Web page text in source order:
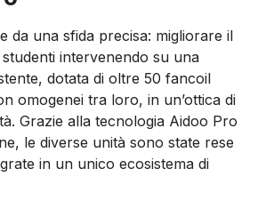
da una sfida precisa: migliorare il
intervenendo su una
dotata di oltre 50 fancoil
omogenei tra loro, in un’ottica di
Grazie alla tecnologia Aidoo Pro
le diverse unità sono state rese
in un unico ecosistema di